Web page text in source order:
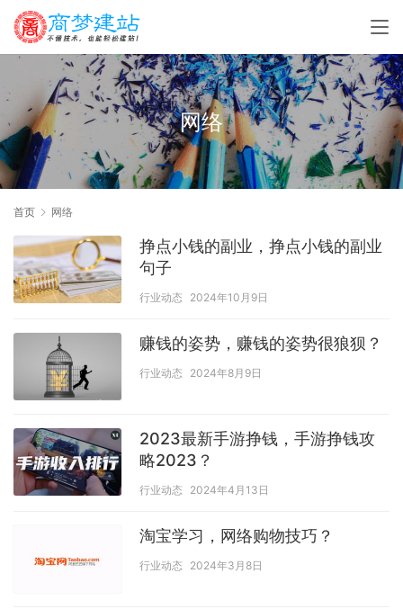
网络
首页 网络
挣点小钱的副业，挣点小钱的副业
句子
行业动态 2024年10月9日
赚钱的姿势，赚钱的姿势很狼狈？
行业动态 2024年8月9日
2023最新手游挣钱，手游挣钱攻
略2023？
行业动态 2024年4月13日
淘宝学习，网络购物技巧？
行业动态 2024年3月8日